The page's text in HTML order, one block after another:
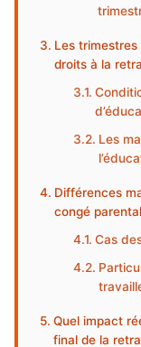
Les
droits à la
Les
Différences
congé
Cas
Quel impact
final de la